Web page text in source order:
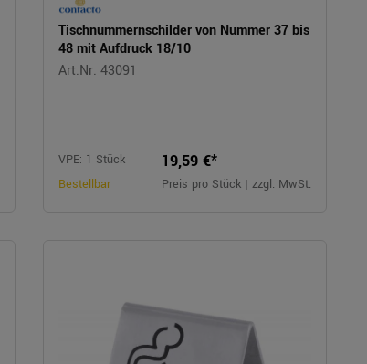
Tischnummernschilder von Nummer 37 bis
48 mit Aufdruck 18/10
Art.Nr. 43091
VPE: 1 Stück
Bestellbar
19,59 €*
Preis pro Stück | zzgl. MwSt.